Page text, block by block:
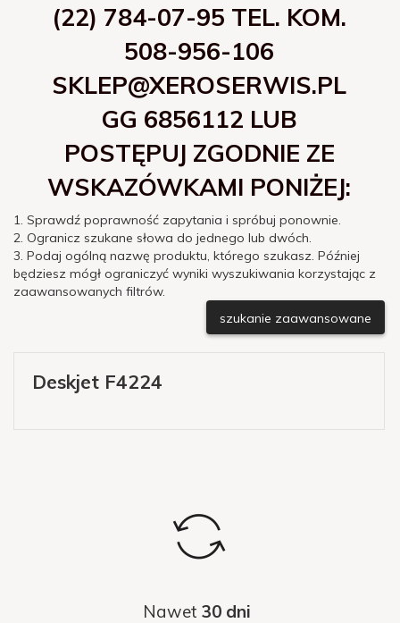
(22) 784-07-95 TEL. KOM.
508-956-106
SKLEP@XEROSERWIS.PL
GG 6856112 LUB
POSTĘPUJ ZGODNIE ZE
WSKAZÓWKAMI PONIŻEJ:
1. Sprawdź poprawność zapytania i spróbuj ponownie.
2. Ogranicz szukane słowa do jednego lub dwóch.
3. Podaj ogólną nazwę produktu, którego szukasz. Później
będziesz mógł ograniczyć wyniki wyszukiwania korzystając z
zaawansowanych filtrów.
szukanie zaawansowane
Deskjet F4224
Nawet 30 dni